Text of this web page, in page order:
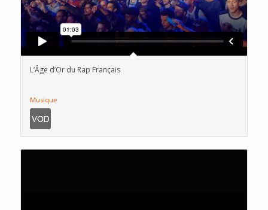
L’Âge d’Or du Rap Français
Musique